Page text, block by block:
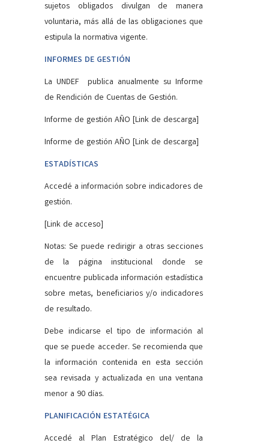
sujetos obligados divulgan de manera
voluntaria, más allá de las obligaciones que
estipula la normativa vigente.
INFORMES DE GESTIÓN
La UNDEF publica anualmente su Informe
de Rendición de Cuentas de Gestión.
Informe de gestión AÑO [Link de descarga]
Informe de gestión AÑO [Link de descarga]
ESTADÍSTICAS
Accedé a información sobre indicadores de
gestión.
[Link de acceso]
Notas: Se puede redirigir a otras secciones
de la página institucional donde se
encuentre publicada información estadística
sobre metas, beneficiarios y/o indicadores
de resultado.
Debe indicarse el tipo de información al
que se puede acceder. Se recomienda que
la información contenida en esta sección
sea revisada y actualizada en una ventana
menor a 90 días.
PLANIFICACIÓN ESTATÉGICA
Accedé al Plan Estratégico del/ de la